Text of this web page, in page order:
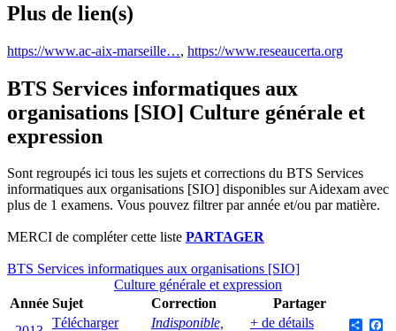
Plus de lien(s)
https://www.ac-aix-marseille…, https://www.reseaucerta.org
BTS Services informatiques aux
organisations [SIO] Culture générale et
expression
Sont regroupés ici tous les sujets et corrections du BTS Services
informatiques aux organisations [SIO] disponibles sur Aidexam avec
plus de 1 examens. Vous pouvez filtrer par année et/ou par matière.
MERCI de compléter cette liste PARTAGER
BTS Services informatiques aux organisations [SIO]
Culture générale et expression
Année Sujet Correction
Partager
Télécharger Indisponible, + de détails Share